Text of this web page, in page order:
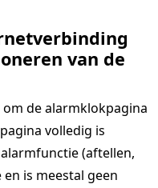
van de
de alarmklokpagina
volledig is
(aftellen,
is meestal geen